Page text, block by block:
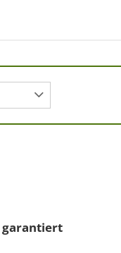
garantiert